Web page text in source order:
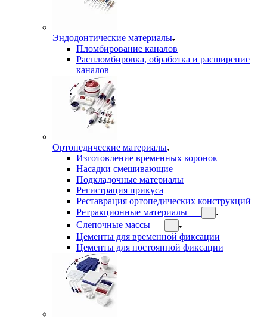
Эндодонтические материалы
Пломбирование каналов
Распломбировка, обработка и расширение
каналов
Ортопедические материалы
Изготовление временных коронок
Насадки смешивающие
Подкладочные материалы
Регистрация прикуса
Реставрация ортопедических конструкций
Ретракционные материалы
Слепочные массы
Цементы для временной фиксации
Цементы для постоянной фиксации